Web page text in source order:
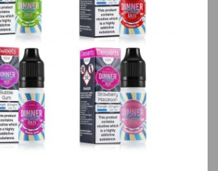
افزودن به سبد خرید